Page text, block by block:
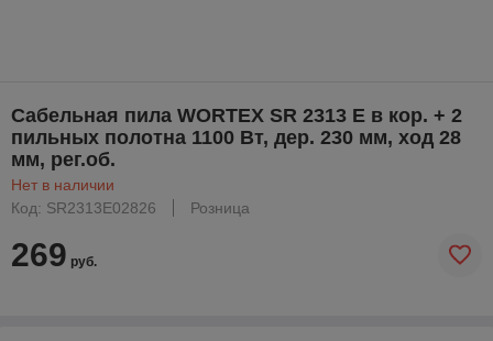
Сабельная пила WORTEX SR 2313 E в кор. + 2
пильных полотна 1100 Вт, дер. 230 мм, ход 28
мм, рег.об.
Нет в наличии
Код: SR2313E02826
Розница
269 руб.